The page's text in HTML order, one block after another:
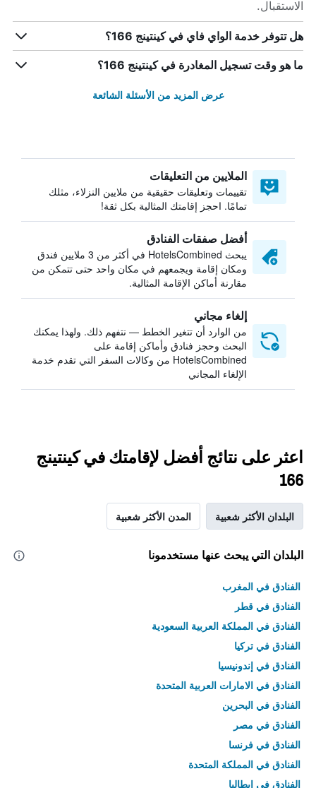
الاستقبال.
هل تتوفر خدمة الواي فاي في كينتينج 166؟
ما هو وقت تسجيل المغادرة في كينتينج 166؟
عرض المزيد من الأسئلة الشائعة
الملايين من التعليقات
تقييمات وتعليقات حقيقية من ملايين النزلاء، مثلك
تمامًا. احجز إقامتك المثالية بكل ثقة!
أفضل صفقات الفنادق
يبحث HotelsCombined في أكثر من 3 ملايين فندق
ومكان إقامة ويجمعهم في مكان واحد حتى تتمكن من
مقارنة أماكن الإقامة المثالية.
إلغاء مجاني
من الوارد أن تتغير الخطط — نتفهم ذلك. ولهذا يمكنك
البحث وحجز فنادق وأماكن إقامة على
HotelsCombined من وكالات السفر التي تقدم خدمة
الإلغاء المجاني
اعثر على نتائج أفضل لإقامتك في كينتينج
166
البلدان الأكثر شعبية المدن الأكثر شعبية
البلدان التي يبحث عنها مستخدمونا
الفنادق في المغرب
الفنادق في قطر
الفنادق في المملكة العربية السعودية
الفنادق في تركيا
الفنادق في إندونيسيا
الفنادق في الامارات العربية المتحدة
الفنادق في البحرين
الفنادق في مصر
الفنادق في فرنسا
الفنادق في المملكة المتحدة
الفنادق في إيطاليا